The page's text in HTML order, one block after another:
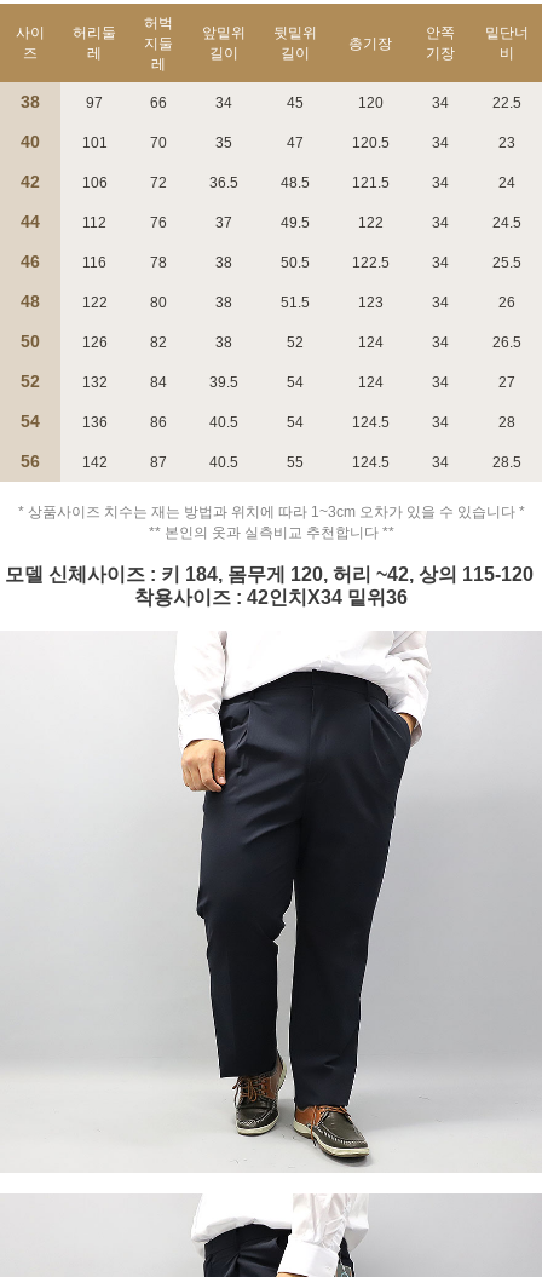
페이코 ID로 페
사이
즈
허리둘
레
허벅
지둘
레
앞밑위
길이
뒷밑위
길이
총기장
안쪽
기장
밑단너
비
38 97 66 34 45 120 34 22.5
40 101 70 35 47 120.5 34 23
42 106 72 36.5 48.5 121.5 34 24
44 112 76 37 49.5 122 34 24.5
46 116 78 38 50.5 122.5 34 25.5
48 122 80 38 51.5 123 34 26
50 126 82 38 52 124 34 26.5
52 132 84 39.5 54 124 34 27
54 136 86 40.5 54 124.5 34 28
56 142 87 40.5 55 124.5 34 28.5
* 상품사이즈 치수는 재는 방법과 위치에 따라 1~3cm 오차가 있을 수 있습니다 *
** 본인의 옷과 실측비교 추천합니다 **
모델 신체사이즈 : 키 184, 몸무게 120, 허리 ~42, 상의 115-120
착용사이즈 : 42인치X34 밑위36